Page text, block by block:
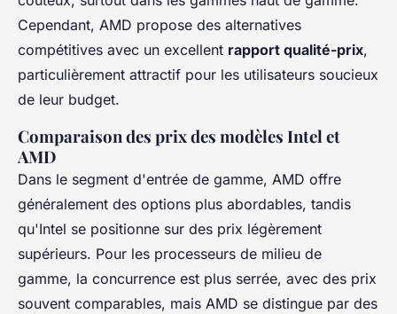
Cependant, AMD propose des alternatives
compétitives avec un excellent rapport qualité-prix,
particulièrement attractif pour les utilisateurs soucieux
de leur budget.
Comparaison des prix des modèles Intel et
AMD
Dans le segment d'entrée de gamme, AMD offre
généralement des options plus abordables, tandis
qu'Intel se positionne sur des prix légèrement
supérieurs. Pour les processeurs de milieu de
gamme, la concurrence est plus serrée, avec des prix
souvent comparables, mais AMD se distingue par des